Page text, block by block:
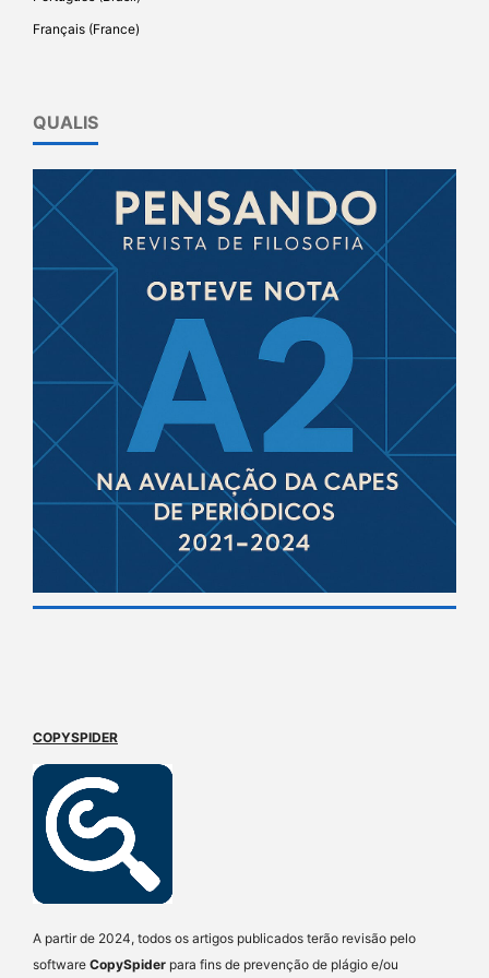
Français (France)
QUALIS
COPYSPIDER
A partir de 2024, todos os artigos publicados terão revisão pelo
software CopySpider para fins de prevenção de plágio e/ou